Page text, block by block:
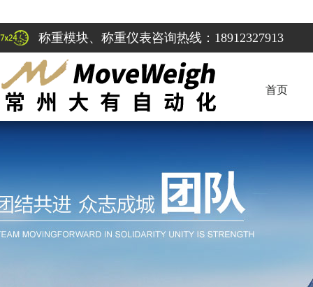
称重模块、称重仪表咨询热线：18912327913
首页